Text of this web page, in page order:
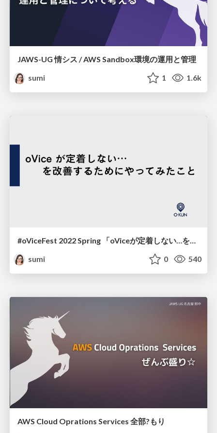
JAWS-UG 情シス / AWS Sandbox環境の運用と管理
sumi
1 1.6k
sumi
0 540
AWS Cloud Oprations Services 全部?もり